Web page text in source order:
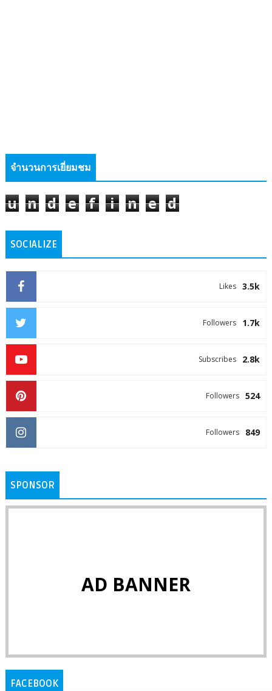
จำนวนการเยี่ยมชม
u n d e f i n e d
SOCIALIZE
3.5k
Likes
1.7k
Followers
2.8k
Subscribes
524
Followers
849
Followers
SPONSOR
AD BANNER
FACEBOOK